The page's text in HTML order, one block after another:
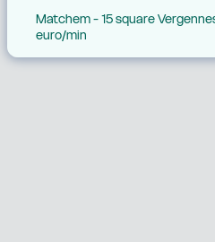
Matchem - 15 square
euro/min